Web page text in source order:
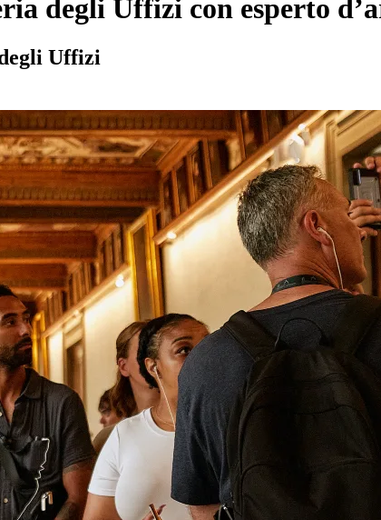
degli Uffizi con esperto
Uffizi